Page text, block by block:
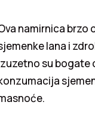
namirnica
lana i
su bogate